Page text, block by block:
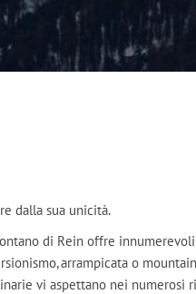
dalla sua unicità.
di Rein offre
arrampicata o
vi aspettano nei numerosi